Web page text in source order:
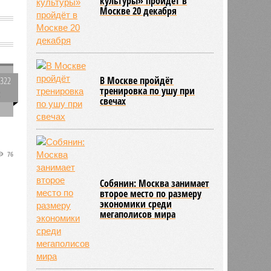
76
Москве 20 декабря
В Москве пройдёт
тренировка по ушу при
свечах
Собянин: Москва занимает
второе место по размеру
экономики среди
мегаполисов мира